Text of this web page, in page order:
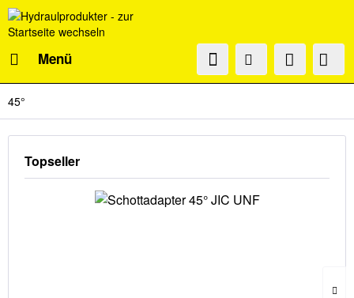
Menü
45°
Topseller